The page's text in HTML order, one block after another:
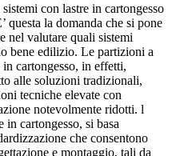
con lastre in cartongesso
questa la domanda che si pone
nel valutare quali sistemi
bene edilizio. Le partizioni a
cartongesso, in effetti,
alle soluzioni tradizionali,
tecniche elevate con
notevolmente ridotti. l
in cartongesso, si basa
che consentono
e montaggio, tali da